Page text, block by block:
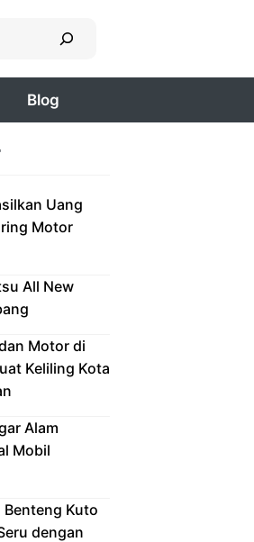
Blog
Uang
Motor
All New
Motor di
Keliling Kota
Alam
Mobil
Kuto
dengan